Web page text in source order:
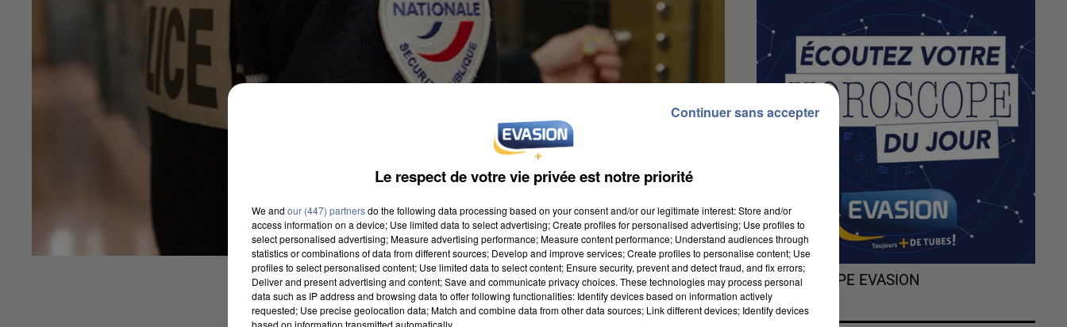
L'HOROSCOPE EVASION
Le respect de votre vie privée est notre priorité
We and our (447) partnersdo the following data processing based on your consent and/or our legitimate interest: Store and/or
access information on a device; Use limited data to select advertising; Create profiles for personalised advertising; Use profiles to
select personalised advertising; Measure advertising performance; Measure content performance; Understand audiences through
statistics or combinations of data from different sources; Develop and improve services; Create profiles to personalise content; Use
profiles to select personalised content; Use limited data to select content; Ensure security, prevent and detect fraud, and fix errors;
Deliver and present advertising and content; Save and communicate privacy choices. These technologies may process personal
data such as IP address and browsing data to offer following functionalities: Identify devices based on information actively
requested; Use precise geolocation data; Match and combine data from other data sources; Link different devices; Identify devices
based on information transmitted automatically.
Continuer sans accepter